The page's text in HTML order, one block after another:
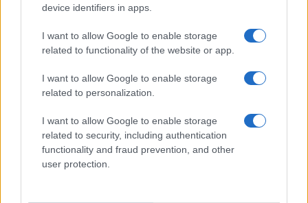
device identifiers in apps.
I want to allow Google to enable storage
related to functionality of the website or app.
I want to allow Google to enable storage
related to personalization.
I want to allow Google to enable storage
related to security, including authentication
functionality and fraud prevention, and other
user protection.